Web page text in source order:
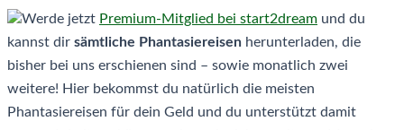
Werde jetzt Premium-Mitglied bei start2dream und du
kannst dir sämtliche Phantasiereisen herunterladen, die
bisher bei uns erschienen sind – sowie monatlich zwei
weitere! Hier bekommst du natürlich die meisten
Phantasiereisen für dein Geld und du unterstützt damit